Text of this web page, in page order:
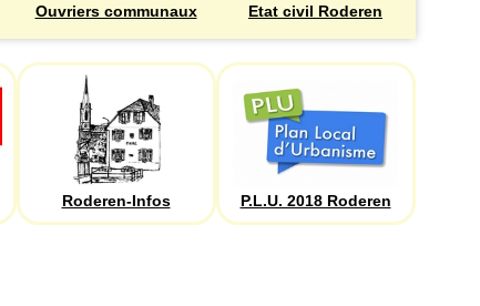
Ouvriers communaux Etat civil Roderen
Roderen-Infos P.L.U. 2018 Roderen